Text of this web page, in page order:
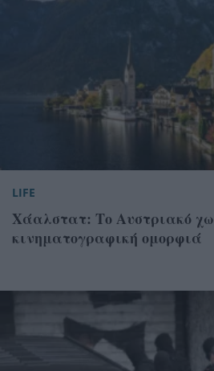
LIFE
Χάαλστατ: Το Αυστριακό
κινηματογραφική ομορφιά